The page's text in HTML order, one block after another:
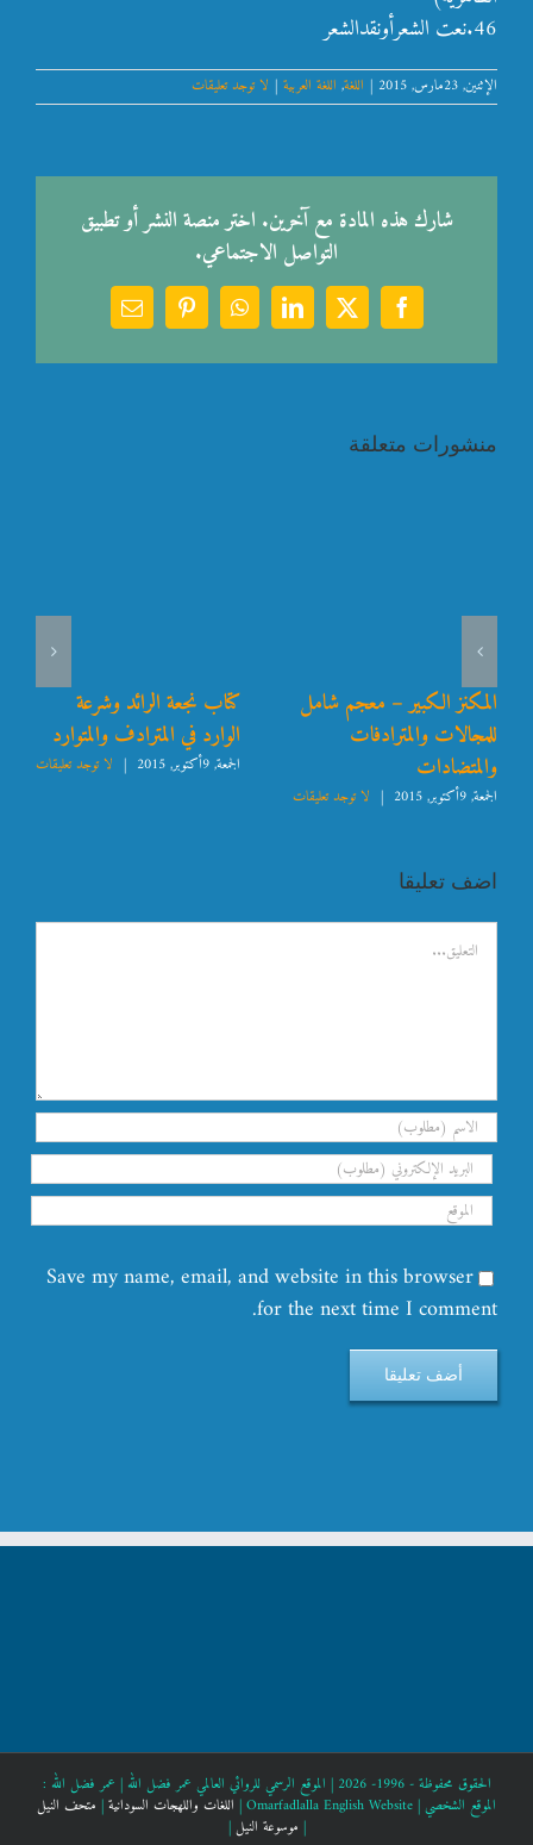
46.نعت الشعرأونقدالشعر
الإثنين, 23مارس, 2015 | اللغة, اللغة العربية | لا توجد تعليقات
شارك هذه المادة مع آخرين. اختر منصة النشر أو تطبيق
التواصل الاجتماعي.
Facebook
X
LinkedIn
WhatsApp
Pinterest
Email
منشورات متعلقة
المكنز الكبير – معجم شامل
للمجالات والمترادفات
والمتضادات
الجمعة, 9أكتوبر, 2015 | لا توجد تعليقات
كتاب نجعة الرائد وشرعة
الوارد في المترادف والمتوارد
الجمعة, 9أكتوبر, 2015 | لا توجد تعليقات
اضف تعليقا
تعليق
Save my name, email, and website in this browser
for the next time I comment.
الحقوق محفوظة - 1996- 2026 | الموقع الرسمي للروائي العالمي عمر فضل الله |
عمر فضل الله :
الموقع الشخصي | Omarfadlalla English Website | اللغات واللهجات السودانية| متحف النيل
| موسوعة النيل|